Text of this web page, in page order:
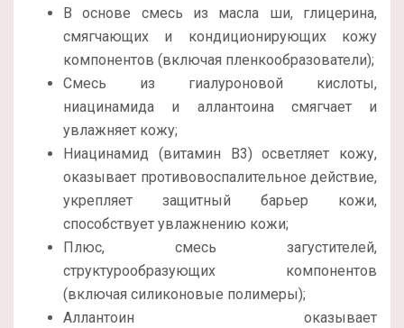
В основе смесь из масла ши, глицерина,
смягчающих и кондиционирующих кожу
компонентов (включая пленкообразователи);
Смесь из гиалуроновой кислоты,
ниацинамида и аллантоина смягчает и
увлажняет кожу;
Ниацинамид (витамин В3) осветляет кожу,
оказывает противовоспалительное действие,
укрепляет защитный барьер кожи,
способствует увлажнению кожи;
Плюс, смесь загустителей,
структурообразующих компонентов
(включая силиконовые полимеры);
Аллантоин оказывает